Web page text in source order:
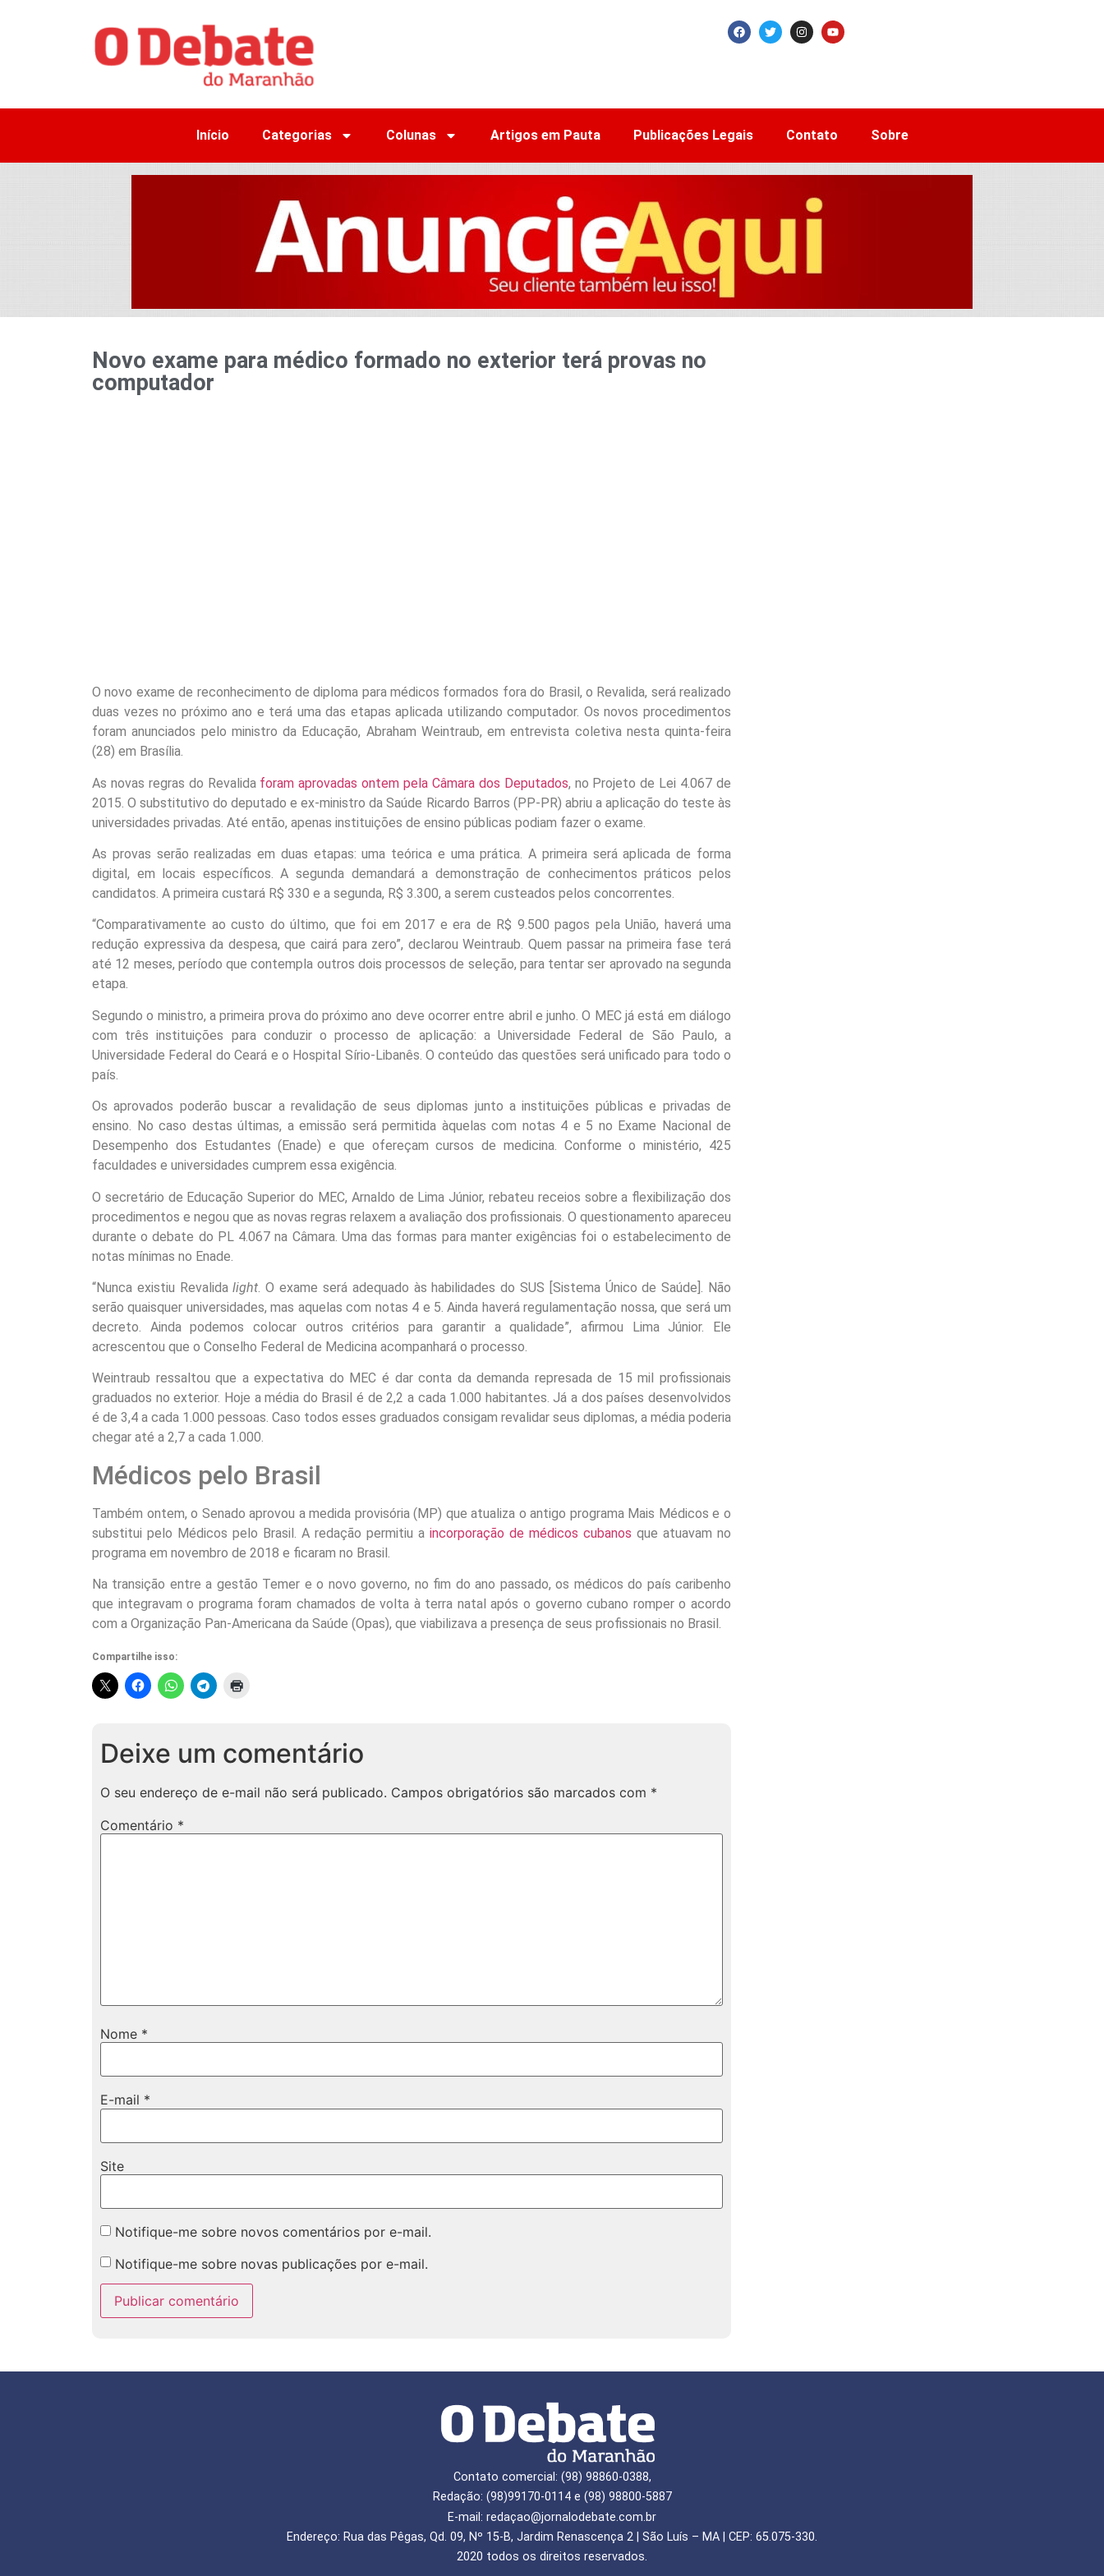
Início Categorias Colunas Artigos em Pauta Publicações Legais Contato Sobre
Novo exame para médico formado no exterior terá provas no
computador
O novo exame de reconhecimento de diploma para médicos formados fora do Brasil, o Revalida, será realizado
duas vezes no próximo ano e terá uma das etapas aplicada utilizando computador. Os novos procedimentos
foram anunciados pelo ministro da Educação, Abraham Weintraub, em entrevista coletiva nesta quinta-feira
(28) em Brasília.
As novas regras do Revalida foram aprovadas ontem pela Câmara dos Deputados, no Projeto de Lei 4.067 de
2015. O substitutivo do deputado e ex-ministro da Saúde Ricardo Barros (PP-PR) abriu a aplicação do teste às
universidades privadas. Até então, apenas instituições de ensino públicas podiam fazer o exame.
As provas serão realizadas em duas etapas: uma teórica e uma prática. A primeira será aplicada de forma
digital, em locais específicos. A segunda demandará a demonstração de conhecimentos práticos pelos
candidatos. A primeira custará R$ 330 e a segunda, R$ 3.300, a serem custeados pelos concorrentes.
“Comparativamente ao custo do último, que foi em 2017 e era de R$ 9.500 pagos pela União, haverá uma
redução expressiva da despesa, que cairá para zero”, declarou Weintraub. Quem passar na primeira fase terá
até 12 meses, período que contempla outros dois processos de seleção, para tentar ser aprovado na segunda
etapa.
Segundo o ministro, a primeira prova do próximo ano deve ocorrer entre abril e junho. O MEC já está em diálogo
com três instituições para conduzir o processo de aplicação: a Universidade Federal de São Paulo, a
Universidade Federal do Ceará e o Hospital Sírio-Libanês. O conteúdo das questões será unificado para todo o
país.
Os aprovados poderão buscar a revalidação de seus diplomas junto a instituições públicas e privadas de
ensino. No caso destas últimas, a emissão será permitida àquelas com notas 4 e 5 no Exame Nacional de
Desempenho dos Estudantes (Enade) e que ofereçam cursos de medicina. Conforme o ministério, 425
faculdades e universidades cumprem essa exigência.
O secretário de Educação Superior do MEC, Arnaldo de Lima Júnior, rebateu receios sobre a flexibilização dos
procedimentos e negou que as novas regras relaxem a avaliação dos profissionais. O questionamento apareceu
durante o debate do PL 4.067 na Câmara. Uma das formas para manter exigências foi o estabelecimento de
notas mínimas no Enade.
“Nunca existiu Revalidalight. O exame será adequado às habilidades do SUS [Sistema Único de Saúde]. Não
serão quaisquer universidades, mas aquelas com notas 4 e 5. Ainda haverá regulamentação nossa, que será um
decreto. Ainda podemos colocar outros critérios para garantir a qualidade”, afirmou Lima Júnior. Ele
acrescentou que o Conselho Federal de Medicina acompanhará o processo.
Weintraub ressaltou que a expectativa do MEC é dar conta da demanda represada de 15 mil profissionais
graduados no exterior. Hoje a média do Brasil é de 2,2 a cada 1.000 habitantes. Já a dos países desenvolvidos
é de 3,4 a cada 1.000 pessoas. Caso todos esses graduados consigam revalidar seus diplomas, a média poderia
chegar até a 2,7 a cada 1.000.
Médicos pelo Brasil
Também ontem, o Senado aprovou a medida provisória (MP) que atualiza o antigo programa Mais Médicos e o
substitui pelo Médicos pelo Brasil. A redação permitiu a incorporação de médicos cubanos que atuavam no
programa em novembro de 2018 e ficaram no Brasil.
Na transição entre a gestão Temer e o novo governo, no fim do ano passado, os médicos do país caribenho
que integravam o programa foram chamados de volta à terra natal após o governo cubano romper o acordo
com a Organização Pan-Americana da Saúde (Opas), que viabilizava a presença de seus profissionais no Brasil.
Compartilhe isso:
Deixe um comentário
O seu endereço de e-mail não será publicado. Campos obrigatórios são marcados com *
Comentário *
Nome *
E-mail *
Site
Notifique-me sobre novos comentários por e-mail.
Notifique-me sobre novas publicações por e-mail.
Contato comercial: (98) 98860-0388,
Redação: (98)99170-0114 e (98) 98800-5887
E-mail: redaçao@jornalodebate.com.br
Endereço: Rua das Pêgas, Qd. 09, Nº 15-B, Jardim Renascença 2 | São Luís – MA | CEP: 65.075-330.
2020 todos os direitos reservados.